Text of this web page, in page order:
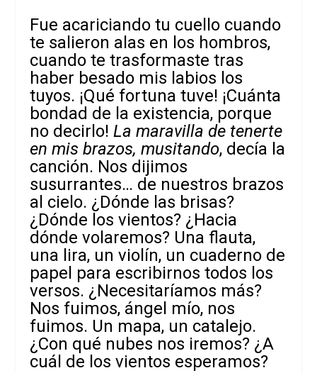
Fue acariciando tu cuello cuando
te salieron alas en los hombros,
cuando te trasformaste tras
haber besado mis labios los
tuyos. ¡Qué fortuna tuve! ¡Cuánta
bondad de la existencia, porque
no decirlo!La maravilla de tenerte
en mis brazos, musitando, decía la
canción. Nos dijimos
susurrantes… de nuestros brazos
al cielo. ¿Dónde las brisas?
¿Dónde los vientos? ¿Hacia
dónde volaremos? Una flauta,
una lira, un violín, un cuaderno de
papel para escribirnos todos los
versos. ¿Necesitaríamos más?
Nos fuimos, ángel mío, nos
fuimos. Un mapa, un catalejo.
¿Con qué nubes nos iremos? ¿A
cuál de los vientos esperamos?